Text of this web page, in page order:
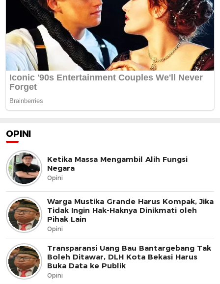
OPINI
Ketika Massa Mengambil Alih Fungsi
Negara
Opini
Warga Mustika Grande Harus Kompak, Jika
Tidak Ingin Hak-Haknya Dinikmati oleh
Pihak Lain
Opini
Transparansi Uang Bau Bantargebang Tak
Boleh Ditawar, DLH Kota Bekasi Harus
Buka Data ke Publik
Opini